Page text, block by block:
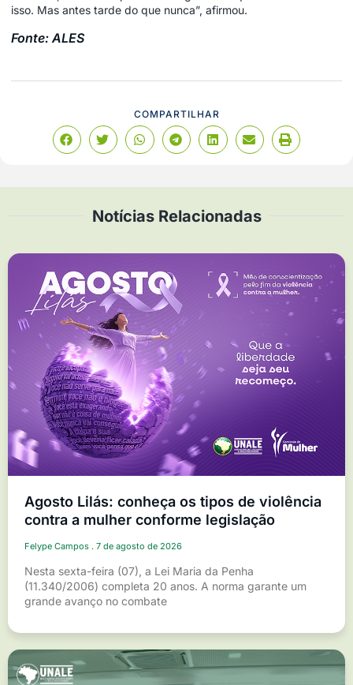
isso. Mas antes tarde do que nunca”, afirmou.
Fonte: ALES
COMPARTILHAR
Notícias Relacionadas
Agosto Lilás: conheça os tipos de violência
contra a mulher conforme legislação
Felype Campos 7 de agosto de 2026
Nesta sexta-feira (07), a Lei Maria da Penha
(11.340/2006) completa 20 anos. A norma garante um
grande avanço no combate